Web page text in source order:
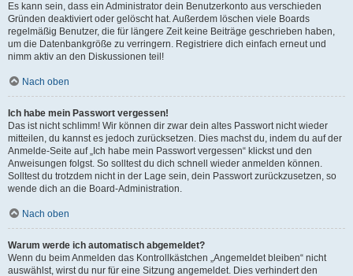
Es kann sein, dass ein Administrator dein Benutzerkonto aus verschieden
Gründen deaktiviert oder gelöscht hat. Außerdem löschen viele Boards
regelmäßig Benutzer, die für längere Zeit keine Beiträge geschrieben haben,
um die Datenbankgröße zu verringern. Registriere dich einfach erneut und
nimm aktiv an den Diskussionen teil!
Nach oben
Ich habe mein Passwort vergessen!
Das ist nicht schlimm! Wir können dir zwar dein altes Passwort nicht wieder
mitteilen, du kannst es jedoch zurücksetzen. Dies machst du, indem du auf der
Anmelde-Seite auf „Ich habe mein Passwort vergessen“ klickst und den
Anweisungen folgst. So solltest du dich schnell wieder anmelden können.
Solltest du trotzdem nicht in der Lage sein, dein Passwort zurückzusetzen, so
wende dich an die Board-Administration.
Nach oben
Warum werde ich automatisch abgemeldet?
Wenn du beim Anmelden das Kontrollkästchen „Angemeldet bleiben“ nicht
auswählst, wirst du nur für eine Sitzung angemeldet. Dies verhindert den